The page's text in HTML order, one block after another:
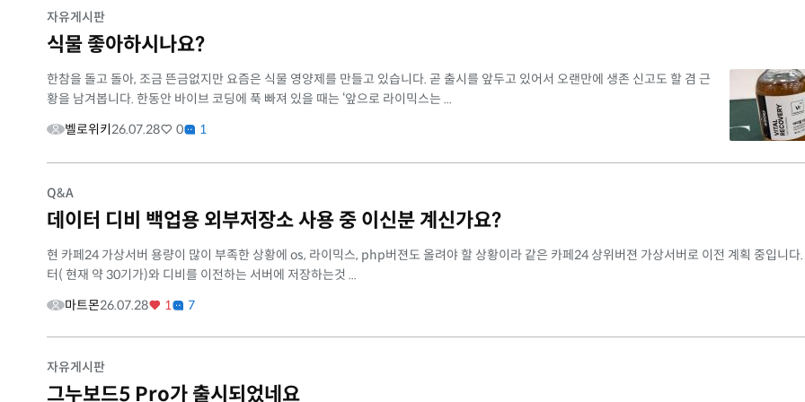
자유게시판
식물 좋아하시나요?
한참을 돌고 돌아, 조금 뜬금없지만 요즘은 식물 영양제를 만들고 있습니다. 곧 출시를 앞두고 있어서 오랜만에 생존 신고도 할 겸 근
황을 남겨봅니다. 한동안 바이브 코딩에 푹 빠져 있을 때는 ‘앞으로 라이믹스는 ...
벨로위키26.07.28 0 1
Q&A
데이터 디비 백업용 외부저장소 사용 중 이신분 계신가요?
현 카페24 가상서버 용량이 많이 부족한 상황에 os, 라이믹스, php버젼도 올려야 할 상황이라 같은 카페24 상위버젼 가상서버로 이전 계획 중입니다
터( 현재 약 30기가)와 디비를 이전하는 서버에 저장하는것 ...
마트몬26.07.28 1 7
자유게시판
그누보드5 Pro가 출시되었네요